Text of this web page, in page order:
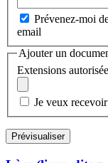
Prévenez-moi
email
Ajouter un
Extensions
Je veux